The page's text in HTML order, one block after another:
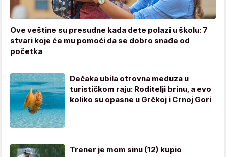
Ove veštine su presudne kada dete polazi u školu: 7
stvari koje će mu pomoći da se dobro snađe od
početka
Dečaka ubila otrovna meduza u
turističkom raju: Roditelji brinu, a evo
koliko su opasne u Grčkoj i Crnoj Gori
Trener je mom sinu (12) kupio